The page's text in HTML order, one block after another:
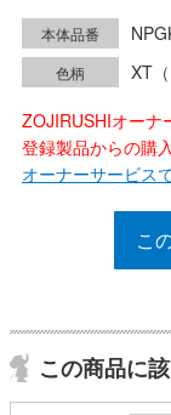
本体品番
色柄
XT
ZOJIRUSHIオーナ
登録製品からの購
オーナーサービス
こ
この商品に